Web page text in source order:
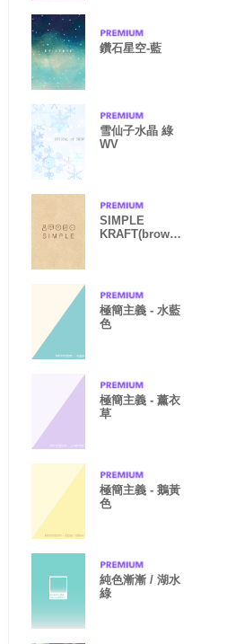
鑽石星空-藍
雪仙子水晶 綠
WV
SIMPLE
KRAFT(brown)
極簡主義 - 水藍
色
極簡主義 - 薰衣
草
極簡主義 - 鵝黃
色
純色漸漸 / 湖水
綠